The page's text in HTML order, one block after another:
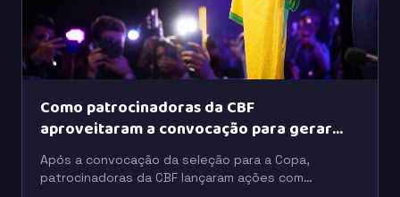
Como patrocinadoras da CBF
aproveitaram a convocação para gerar
buzz
Após a convocação da seleção para a Copa,
patrocinadoras da CBF lançaram ações com